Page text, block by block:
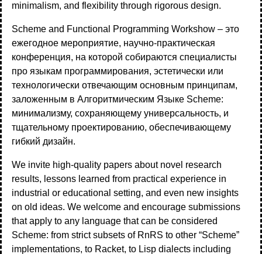
minimalism, and flexibility through rigorous design.
Scheme and Functional Programming Workshow – это
ежегодное мероприятие, научно-практическая
конференция, на которой собираются специалисты
про языкам программирования, эстетически или
технологически отвечающим основным принципам,
заложенным в Алгоритмическим Языке Scheme:
минимализму, сохраняющему универсальность, и
тщательному проектированию, обеспечивающему
гибкий дизайн.
We invite high-quality papers about novel research
results, lessons learned from practical experience in
industrial or educational setting, and even new insights
on old ideas. We welcome and encourage submissions
that apply to any language that can be considered
Scheme: from strict subsets of RnRS to other “Scheme”
implementations, to Racket, to Lisp dialects including